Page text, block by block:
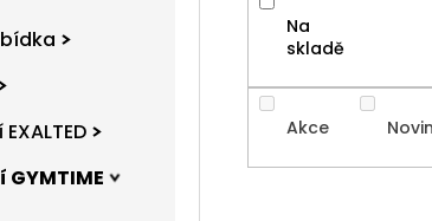
Na
skladě
Akce